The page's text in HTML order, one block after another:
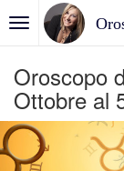
Oroscopo
Ottobre al